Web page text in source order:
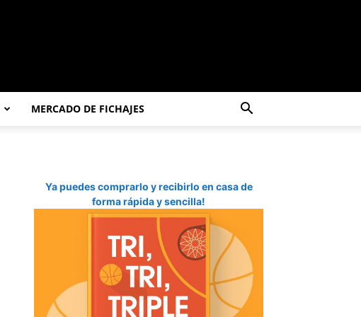
MERCADO DE FICHAJES
Ya puedes comprarlo y recibirlo en casa de
forma rápida y sencilla!